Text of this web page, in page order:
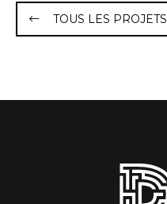
TOUS LES PROJETS